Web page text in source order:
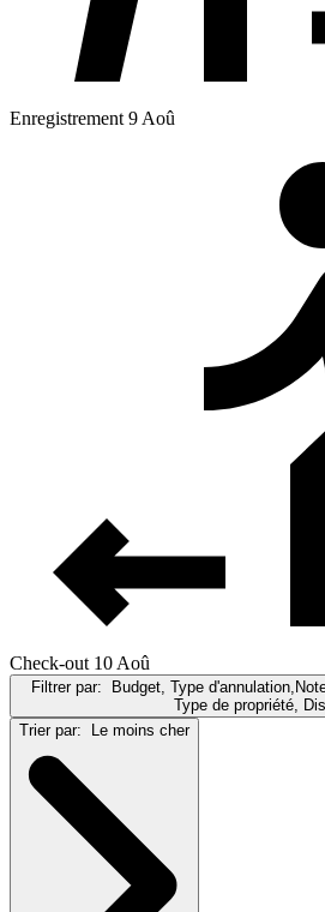
Enregistrement 9 Aoû
Check-out 10 Aoû
Filtrer par:
Budget, Type
Type de propriété,
Trier par:
Le moins cher